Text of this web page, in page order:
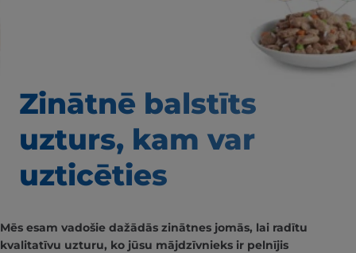
Zinātnē balstīts
uzturs, kam var
uzticēties
Mēs esam vadošie dažādās zinātnes jomās, lai radītu
kvalitatīvu uzturu, ko jūsu mājdzīvnieks ir pelnījis